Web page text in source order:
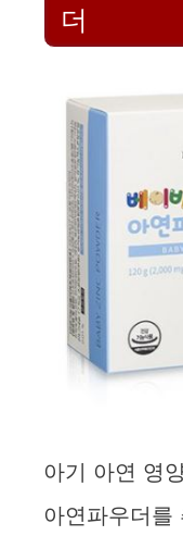
더
아기 아연 영
아연파우더를